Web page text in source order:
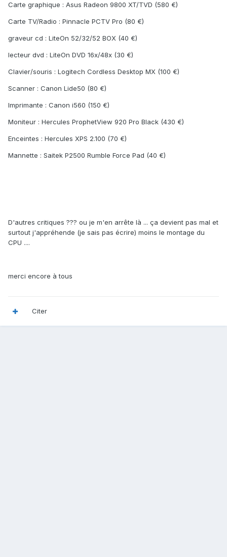
Carte graphique : Asus Radeon 9800 XT/TVD (580 €)
Carte TV/Radio : Pinnacle PCTV Pro (80 €)
graveur cd : LiteOn 52/32/52 BOX (40 €)
lecteur dvd : LiteOn DVD 16x/48x (30 €)
Clavier/souris : Logitech Cordless Desktop MX (100 €)
Scanner : Canon Lide50 (80 €)
Imprimante : Canon i560 (150 €)
Moniteur : Hercules ProphetView 920 Pro Black (430 €)
Enceintes : Hercules XPS 2.100 (70 €)
Mannette : Saitek P2500 Rumble Force Pad (40 €)
D'autres critiques ??? ou je m'en arrête là ... ça devient pas mal et
surtout j'appréhende (je sais pas écrire) moins le montage du
CPU ....
merci encore à tous
Citer